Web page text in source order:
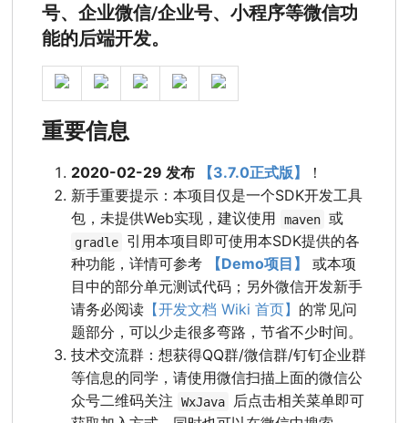
号、企业微信/企业号、小程序等微信功
能的后端开发。
重要信息
2020-02-29 发布 【3.7.0正式版】
！
新手重要提示：本项目仅是一个SDK开发工具
包，未提供Web实现，建议使用
maven 或
gradle
引用本项目即可使用本SDK提供的各
种功能，详情可参考
【Demo项目】
或本项
目中的部分单元测试代码；另外微信开发新手
请务必阅读 【开发文档 Wiki 首页】 的常见问
题部分，可以少走很多弯路，节省不少时间。
技术交流群：想获得QQ群/微信群/钉钉企业群
等信息的同学，请使用微信扫描上面的微信公
众号二维码关注
WxJava
后点击相关菜单即可